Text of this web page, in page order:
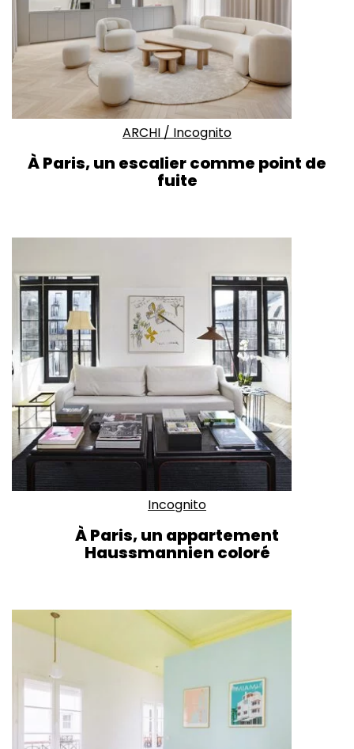
ARCHI / Incognito
À Paris, un escalier comme point de
fuite
Incognito
À Paris, un appartement
Haussmannien coloré